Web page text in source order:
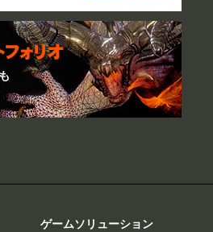
ゲームソリューション